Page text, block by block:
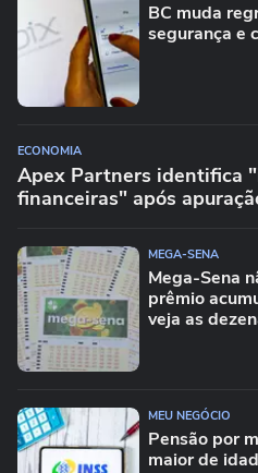
BC muda
segurança e
ECONOMIA
Apex Partners identifica
financeiras" após
MEGA-SENA
Mega-Sena
prêmio
veja as
MEU NEGÓCIO
Pensão por
maior de